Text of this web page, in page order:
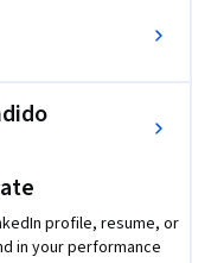
o PMI-SP de
PMI®. Los PDUs
profile, resume, or
in your performance